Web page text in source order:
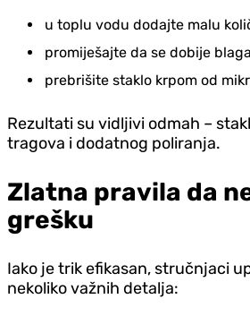
u toplu vodu dodajte malu
promiješajte da se dobije
prebrišite staklo krpom od
Rezultati su vidljivi odmah –
tragova i dodatnog poliranja.
Zlatna pravila da
grešku
Iako je trik efikasan, stručnjaci
nekoliko važnih detalja: